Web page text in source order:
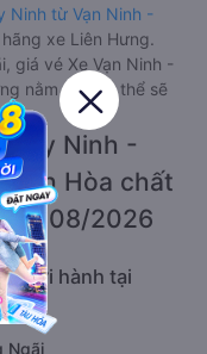
Ninh từ Vạn Ninh -
xe Liên Hưng.
giá vé Xe Vạn Ninh -
nằm này có thể sẽ
Tây Ninh -
Hòa chất
08/2026
khởi hành tại
Ngãi